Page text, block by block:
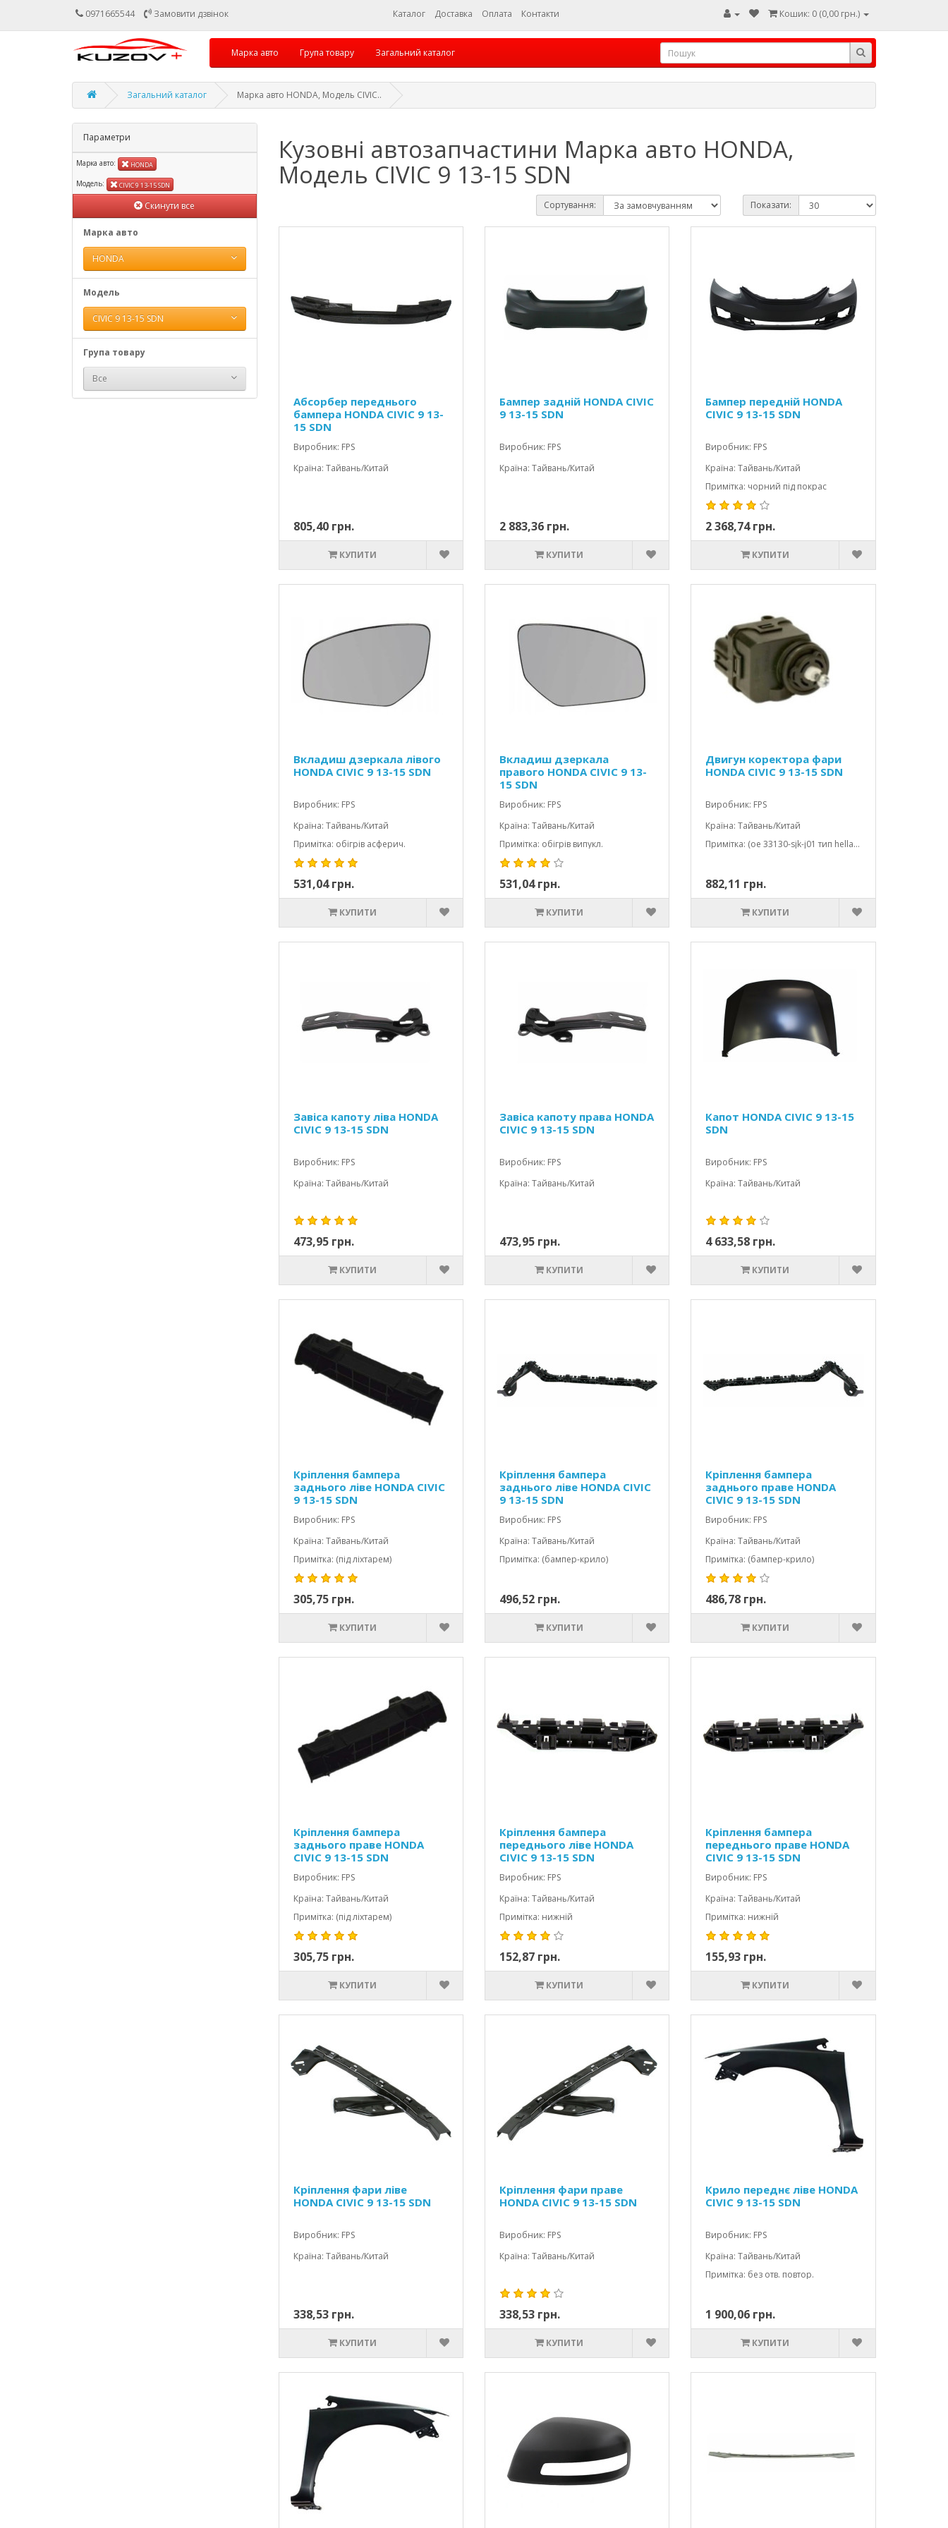
0971665544 Замовити дзвінок Каталог Доставка Оплата Контакти Кошик: 0 (0,00 грн.)
Марка авто Група товару Загальний каталог
Загальний каталог Марка авто HONDA, Модель CIVIC..
Параметри
Марка авто: HONDA
Модель: CIVIC 9 13-15 SDN
Скинути все
Марка авто
HONDA
Модель
CIVIC 9 13-15 SDN
Група товару
Все
Кузовні автозапчастини Марка авто HONDA,
Модель CIVIC 9 13-15 SDN
Сортування: Показати:
Абсорбер переднього
бампера HONDA CIVIC 9 13-
15 SDN
Виробник: FPS
Країна: Тайвань/Китай
805,40 грн.
КУПИТИ
Бампер задній HONDA CIVIC
9 13-15 SDN
Виробник: FPS
Країна: Тайвань/Китай
2 883,36 грн.
КУПИТИ
Бампер передній HONDA
CIVIC 9 13-15 SDN
Виробник: FPS
Країна: Тайвань/Китай
Примітка: чорний під покрас
2 368,74 грн.
КУПИТИ
Вкладиш дзеркала лівого
HONDA CIVIC 9 13-15 SDN
Виробник: FPS
Країна: Тайвань/Китай
Примітка: обігрів асферич.
531,04 грн.
КУПИТИ
Вкладиш дзеркала
правого HONDA CIVIC 9 13-
15 SDN
Виробник: FPS
Країна: Тайвань/Китай
Примітка: обігрів випукл.
531,04 грн.
КУПИТИ
Двигун коректора фари
HONDA CIVIC 9 13-15 SDN
Виробник: FPS
Країна: Тайвань/Китай
Примітка: (oe 33130-sjk-j01 тип hella 007 878-45)
882,11 грн.
КУПИТИ
Завіса капоту ліва HONDA
CIVIC 9 13-15 SDN
Виробник: FPS
Країна: Тайвань/Китай
473,95 грн.
КУПИТИ
Завіса капоту права HONDA
CIVIC 9 13-15 SDN
Виробник: FPS
Країна: Тайвань/Китай
473,95 грн.
КУПИТИ
Капот HONDA CIVIC 9 13-15
SDN
Виробник: FPS
Країна: Тайвань/Китай
4 633,58 грн.
КУПИТИ
Кріплення бампера
заднього ліве HONDA CIVIC
9 13-15 SDN
Виробник: FPS
Країна: Тайвань/Китай
Примітка: (під ліхтарем)
305,75 грн.
КУПИТИ
Кріплення бампера
заднього ліве HONDA CIVIC
9 13-15 SDN
Виробник: FPS
Країна: Тайвань/Китай
Примітка: (бампер-крило)
496,52 грн.
КУПИТИ
Кріплення бампера
заднього праве HONDA
CIVIC 9 13-15 SDN
Виробник: FPS
Країна: Тайвань/Китай
Примітка: (бампер-крило)
486,78 грн.
КУПИТИ
Кріплення бампера
заднього праве HONDA
CIVIC 9 13-15 SDN
Виробник: FPS
Країна: Тайвань/Китай
Примітка: (під ліхтарем)
305,75 грн.
КУПИТИ
Кріплення бампера
переднього ліве HONDA
CIVIC 9 13-15 SDN
Виробник: FPS
Країна: Тайвань/Китай
Примітка: нижній
152,87 грн.
КУПИТИ
Кріплення бампера
переднього праве HONDA
CIVIC 9 13-15 SDN
Виробник: FPS
Країна: Тайвань/Китай
Примітка: нижній
155,93 грн.
КУПИТИ
Кріплення фари ліве
HONDA CIVIC 9 13-15 SDN
Виробник: FPS
Країна: Тайвань/Китай
338,53 грн.
КУПИТИ
Кріплення фари праве
HONDA CIVIC 9 13-15 SDN
Виробник: FPS
Країна: Тайвань/Китай
338,53 грн.
КУПИТИ
Крило переднє ліве HONDA
CIVIC 9 13-15 SDN
Виробник: FPS
Країна: Тайвань/Китай
Примітка: без отв. повтор.
1 900,06 грн.
КУПИТИ